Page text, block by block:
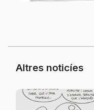
Altres noticíes